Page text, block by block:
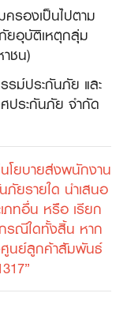
รองเป็นไปตาม
ยอุบัติเหตุกลุ่ม
ชน)
ม์ประกันภัย และ
ประกันภัย จำกัด
โยบายส่งพนักงาน
ยรายใด นำเสนอ
ภทอื่น หรือ เรียก
กรณีใดทั้งสิ้น หาก
นย์ลูกค้าสัมพันธ์